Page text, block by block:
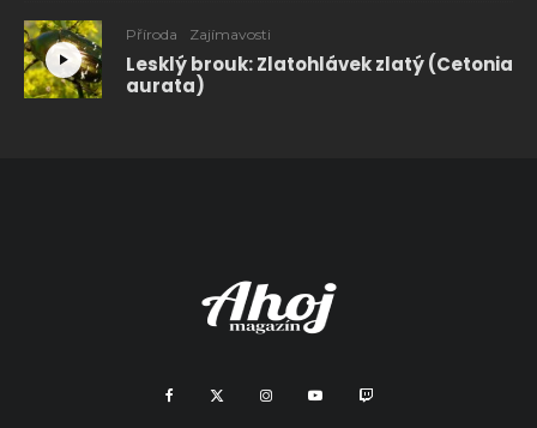
Příroda Zajímavosti
Lesklý brouk: Zlatohlávek zlatý (Cetonia
aurata)